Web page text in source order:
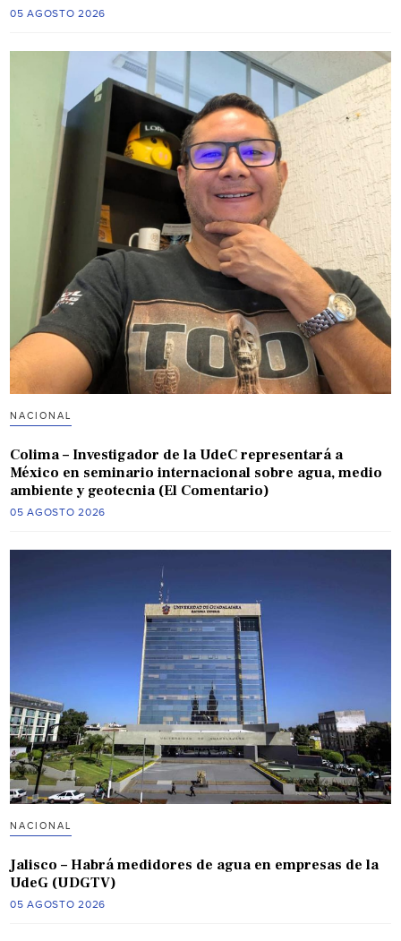
05 AGOSTO 2026
NACIONAL
Colima – Investigador de la UdeC representará a
México en seminario internacional sobre agua, medio
ambiente y geotecnia (El Comentario)
05 AGOSTO 2026
NACIONAL
Jalisco – Habrá medidores de agua en empresas de la
UdeG (UDGTV)
05 AGOSTO 2026